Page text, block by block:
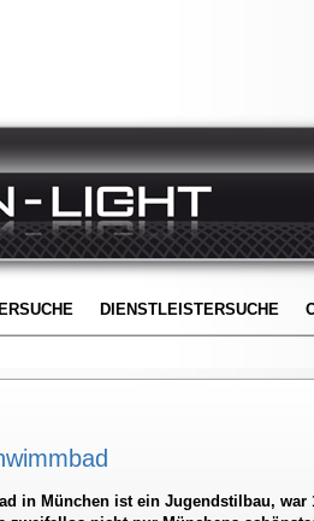
DIENSTLEISTERSUCHE
in München ist ein Jugendstilbau, war